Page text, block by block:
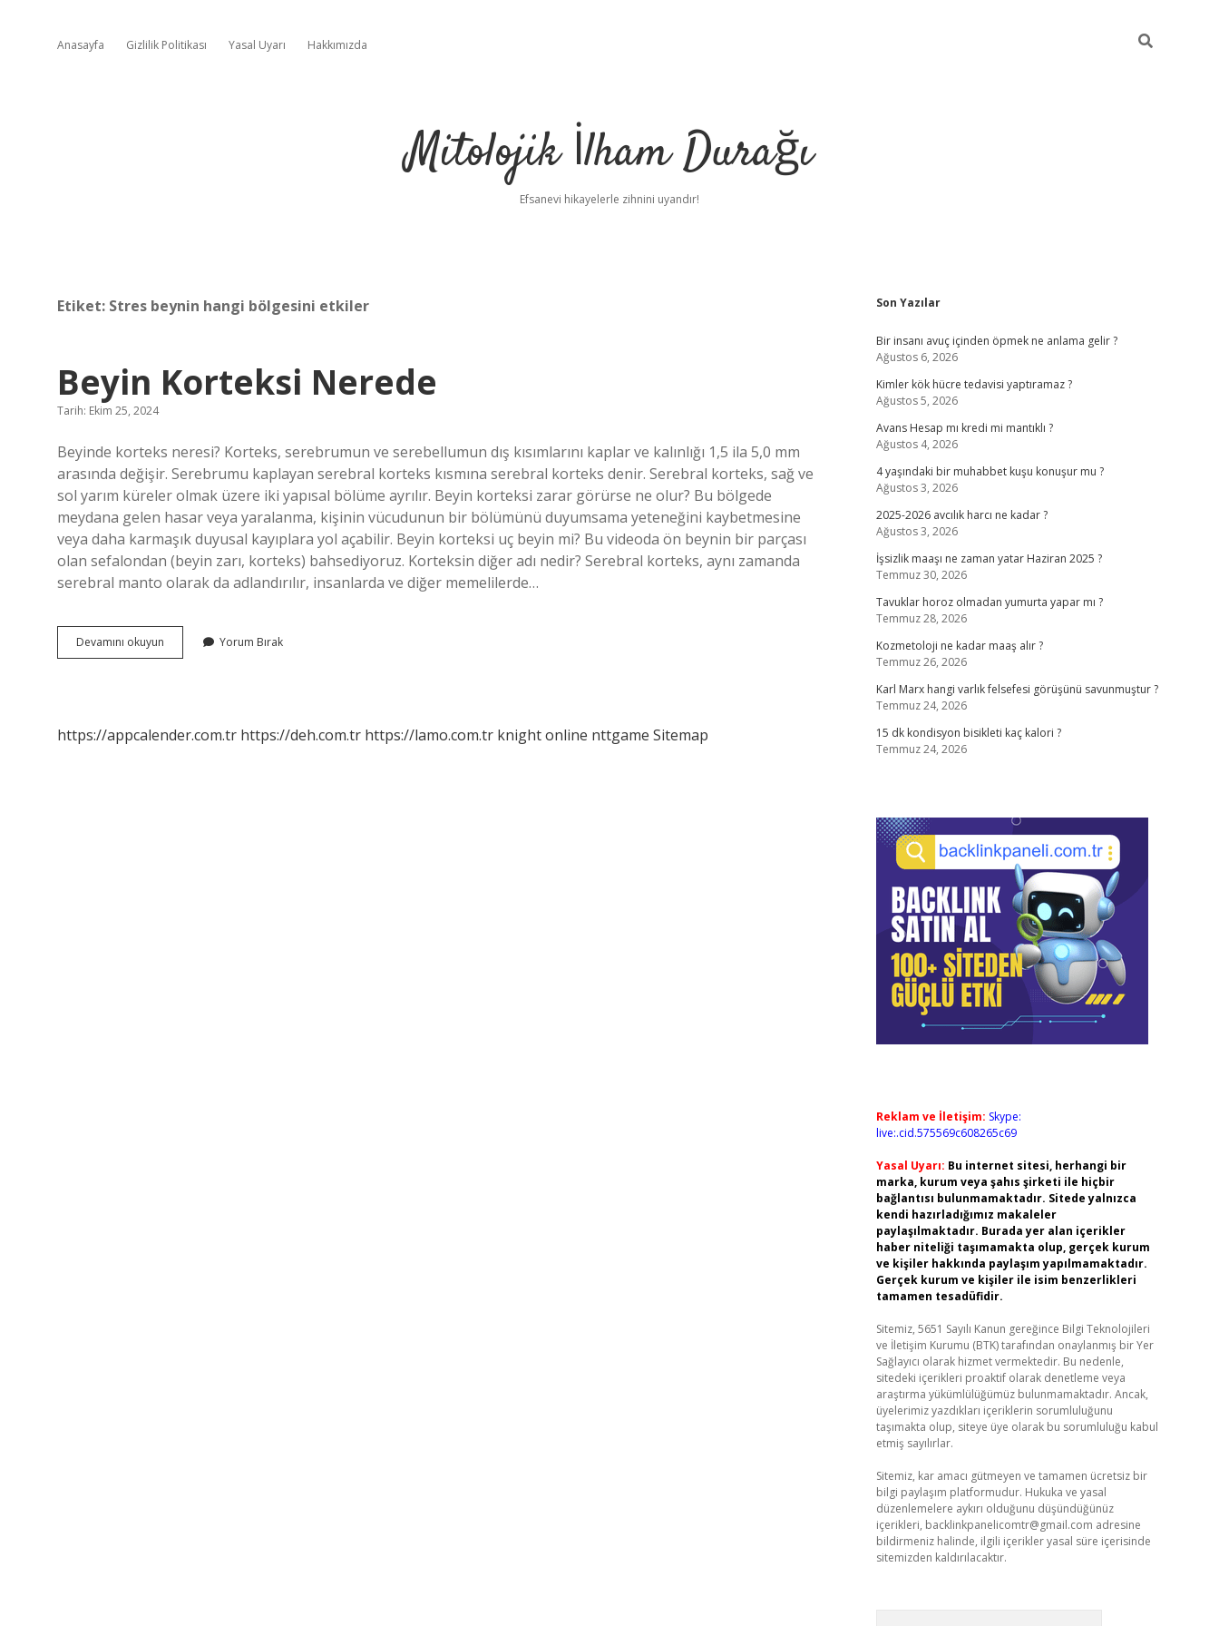
Anasayfa Gizlilik Politikası Yasal Uyarı Hakkımızda
Mitolojik İlham Durağı
Efsanevi hikayelerle zihnini uyandır!
Etiket: Stres beynin hangi bölgesini etkiler
Beyin Korteksi Nerede
Tarih: Ekim 25, 2024
Beyinde korteks neresi? Korteks, serebrumun ve serebellumun dış kısımlarını kaplar ve kalınlığı 1,5 ila 5,0 mm
arasında değişir. Serebrumu kaplayan serebral korteks kısmına serebral korteks denir. Serebral korteks, sağ ve
sol yarım küreler olmak üzere iki yapısal bölüme ayrılır. Beyin korteksi zarar görürse ne olur? Bu bölgede
meydana gelen hasar veya yaralanma, kişinin vücudunun bir bölümünü duyumsama yeteneğini kaybetmesine
veya daha karmaşık duyusal kayıplara yol açabilir. Beyin korteksi uç beyin mi? Bu videoda ön beynin bir parçası
olan sefalondan (beyin zarı, korteks) bahsediyoruz. Korteksin diğer adı nedir? Serebral korteks, aynı zamanda
serebral manto olarak da adlandırılır, insanlarda ve diğer memelilerde…
Devamını okuyun
Korteksi
Yorum Bırak
https://appcalender.com.tr https://deh.com.tr https://lamo.com.tr knight online nttgame Sitemap
Sidebar
Son Yazılar
Bir insanı avuç içinden öpmek ne anlama gelir ?
Ağustos 6, 2026
Kimler kök hücre tedavisi yaptıramaz ?
Ağustos 5, 2026
Avans Hesap mı kredi mi mantıklı ?
Ağustos 4, 2026
4 yaşındaki bir muhabbet kuşu konuşur mu ?
Ağustos 3, 2026
2025-2026 avcılık harcı ne kadar ?
Ağustos 3, 2026
İşsizlik maaşı ne zaman yatar Haziran 2025 ?
Temmuz 30, 2026
Tavuklar horoz olmadan yumurta yapar mı ?
Temmuz 28, 2026
Kozmetoloji ne kadar maaş alır ?
Temmuz 26, 2026
Karl Marx hangi varlık felsefesi görüşünü savunmuştur ?
Temmuz 24, 2026
15 dk kondisyon bisikleti kaç kalori ?
Temmuz 24, 2026
Reklam ve İletişim: Skype:
live:.cid.575569c608265c69
Yasal Uyarı: Bu internet sitesi, herhangi bir
marka, kurum veya şahıs şirketi ile hiçbir
bağlantısı bulunmamaktadır. Sitede yalnızca
kendi hazırladığımız makaleler
paylaşılmaktadır. Burada yer alan içerikler
haber niteliği taşımamakta olup, gerçek kurum
ve kişiler hakkında paylaşım yapılmamaktadır.
Gerçek kurum ve kişiler ile isim benzerlikleri
tamamen tesadüfidir.
Sitemiz, 5651 Sayılı Kanun gereğince Bilgi Teknolojileri
ve İletişim Kurumu (BTK) tarafından onaylanmış bir Yer
Sağlayıcı olarak hizmet vermektedir. Bu nedenle,
sitedeki içerikleri proaktif olarak denetleme veya
araştırma yükümlülüğümüz bulunmamaktadır. Ancak,
üyelerimiz yazdıkları içeriklerin sorumluluğunu
taşımakta olup, siteye üye olarak bu sorumluluğu kabul
etmiş sayılırlar.
Sitemiz, kar amacı gütmeyen ve tamamen ücretsiz bir
bilgi paylaşım platformudur. Hukuka ve yasal
düzenlemelere aykırı olduğunu düşündüğünüz
içerikleri, backlinkpanelicomtr@gmail.com adresine
bildirmeniz halinde, ilgili içerikler yasal süre içerisinde
sitemizden kaldırılacaktır.